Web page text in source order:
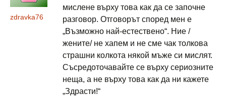
zdravka76
мислене върху това как да се започне
разговор. Отговорът според мен е
„Възможно най-естествено“. Ние /
жените/ не хапем и не сме чак толкова
страшни колкота някой мъже си мислят.
Съсредоточавайте се върху сериозните
неща, а не върху това как да ни кажете
„Здрасти!“